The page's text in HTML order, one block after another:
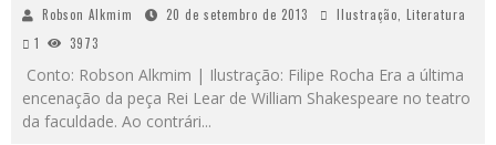
Robson Alkmim 20 de setembro de 2013 Ilustração, Literatura
1
3973
Conto: Robson Alkmim | Ilustração: Filipe Rocha Era a última
encenação da peça Rei Lear de William Shakespeare no teatro
da faculdade. Ao contrári...